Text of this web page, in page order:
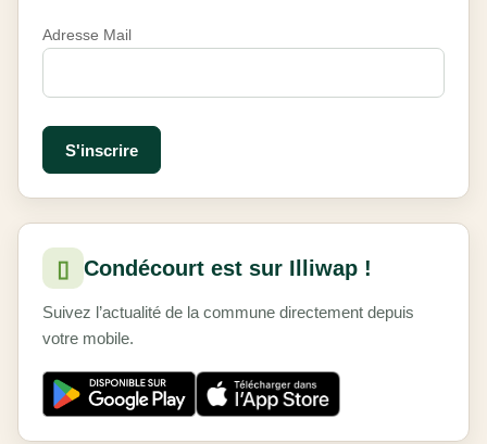
Adresse Mail
▯ Condécourt est sur Illiwap !
Suivez l’actualité de la commune directement depuis
votre mobile.